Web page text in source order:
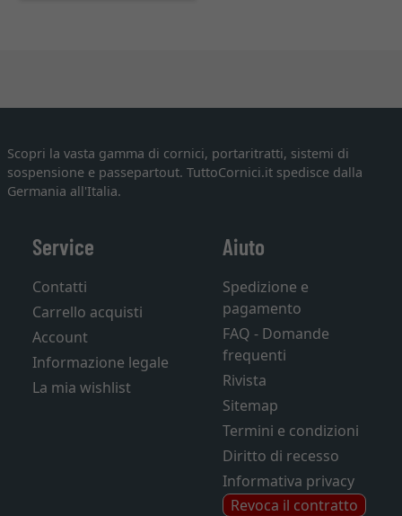
Scopri la vasta gamma di cornici, portaritratti, sistemi di
sospensione e passepartout. TuttoCornici.it spedisce dalla
Germania all'Italia.
Service
Contatti
Carrello acquisti
Account
Informazione legale
La mia wishlist
Aiuto
Spedizione e
pagamento
FAQ - Domande
frequenti
Rivista
Sitemap
Termini e condizioni
Diritto di recesso
Informativa privacy
Revoca il contratto